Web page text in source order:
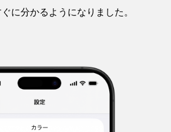
に分かるようになりました。